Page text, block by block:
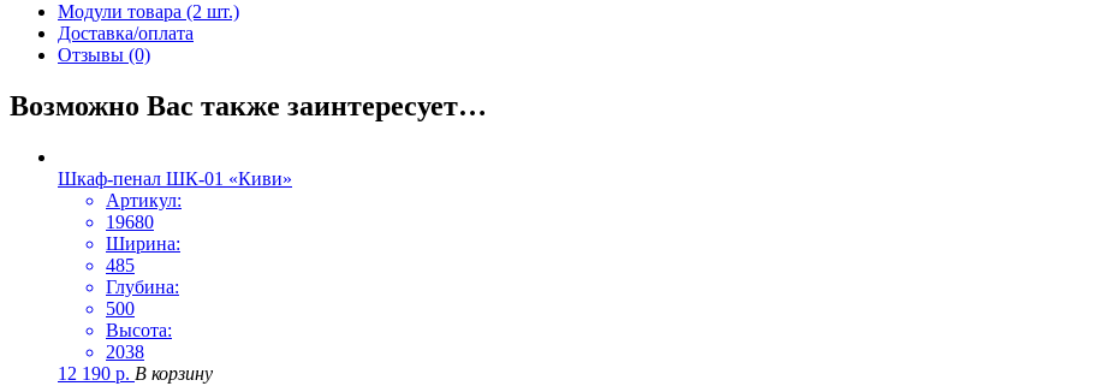
Модули товара (2 шт.)
Доставка/оплата
Отзывы (0)
Возможно Вас также заинтересует…
Шкаф-пенал ШК-01 «Киви»
Артикул:
19680
Ширина:
485
Глубина:
500
Высота:
2038
12 190 р. В корзину